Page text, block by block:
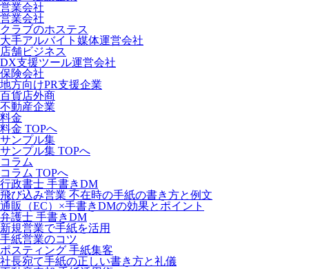
営業会社
営業会社
クラブのホステス
大手アルバイト媒体運営会社
店舗ビジネス
DX支援ツール運営会社
保険会社
地方向けPR支援企業
百貨店外商
不動産企業
料金
料金 TOPへ
サンプル集
サンプル集 TOPへ
コラム
コラム TOPへ
行政書士 手書きDM
飛び込み営業 不在時の手紙の書き方と例文
通販（EC）×手書きDMの効果とポイント
弁護士 手書きDM
新規営業で手紙を活用
手紙営業のコツ
ポスティング 手紙集客
社長宛て手紙の正しい書き方と礼儀